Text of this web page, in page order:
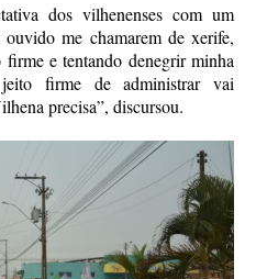
dos vilhenenses com um
me chamarem de xerife,
e tentando denegrir minha
firme de administrar vai
precisa”, discursou.